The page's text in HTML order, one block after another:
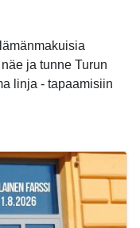
ja tunne Turun
linja - tapaamisiin